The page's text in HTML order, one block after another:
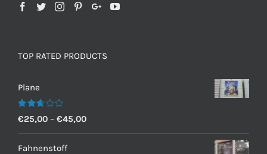
TOP RATED PRODUCTS
Plane
Bewertet
mit
2.60
von 5
€25,00 – €45,00
Fahnenstoff